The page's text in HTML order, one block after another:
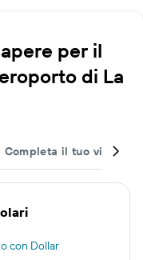
per il
di La
Completa il tuo viaggio
con Dollar